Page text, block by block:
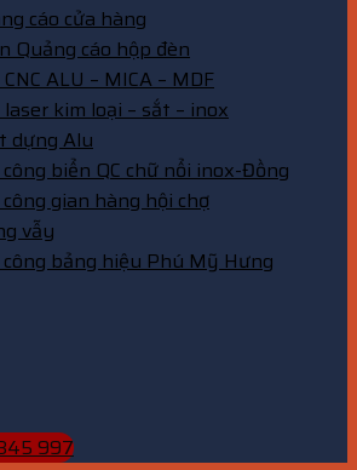
cáo cửa hàng
Quảng cáo hộp đèn
ALU – MICA – MDF
laser kim loại – sắt – inox
dựng Alu
biển QC chữ nổi inox-Đồng
gian hàng hội chợ
vẫy
bảng hiệu Phú Mỹ Hưng
997